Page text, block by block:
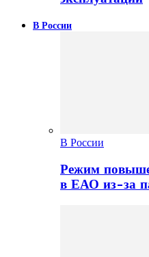
В России
В России
Режим
в ЕАО из-за